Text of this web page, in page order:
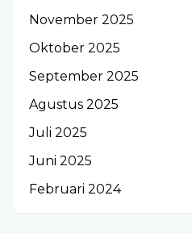
November 2025
Oktober 2025
September 2025
Agustus 2025
Juli 2025
Juni 2025
Februari 2024